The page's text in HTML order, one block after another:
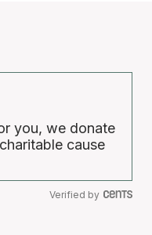
you, we donate
cause
Verified by